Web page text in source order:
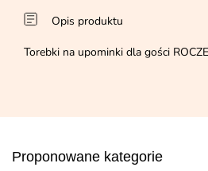
Opis produktu
Torebki na upominki dla gości
Proponowane kategorie